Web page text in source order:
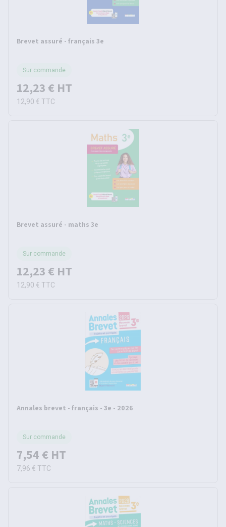
Brevet assuré - français 3e
Sur commande
12,23 € HT
12,90 € TTC
Brevet assuré - maths 3e
Sur commande
12,23 € HT
12,90 € TTC
Annales brevet - français - 3e - 2026
Sur commande
7,54 € HT
7,96 € TTC